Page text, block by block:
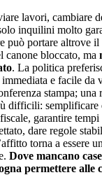
lavori, cambiare
inquilini molto
può portare altrove il
canone bloccato, ma
. La politica
e facile da
stampa; una
difficili: semplificare
garantire
dare regole
torna a essere
Dove mancano
permettere alle